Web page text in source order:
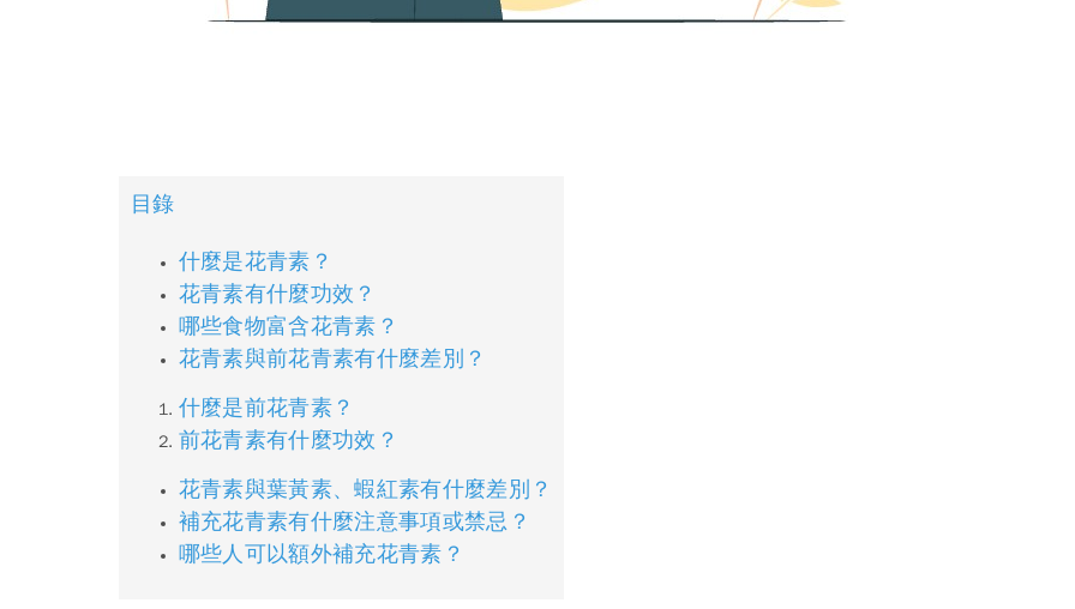
目錄
什麼是花青素？
花青素有什麼功效？
哪些食物富含花青素？
花青素與前花青素有什麼差別？
什麼是前花青素？
前花青素有什麼功效？
花青素與葉黃素、蝦紅素有什麼差別？
補充花青素有什麼注意事項或禁忌？
哪些人可以額外補充花青素？